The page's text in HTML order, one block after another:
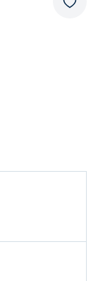
Fit. für